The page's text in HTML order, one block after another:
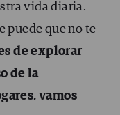
vida diaria.
puede que no te
de explorar
de la
vamos